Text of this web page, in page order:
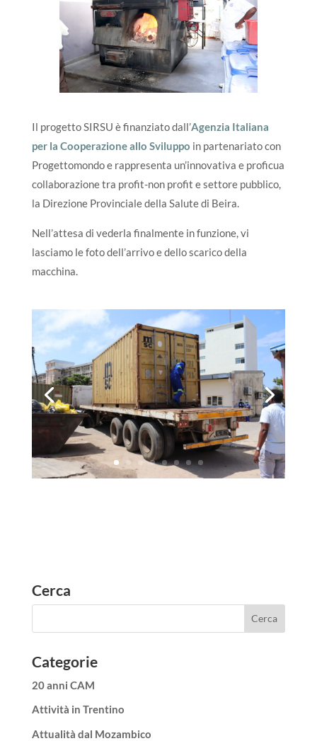
Il progetto SIRSU è finanziato dall’Agenzia Italiana
per la Cooperazione allo Sviluppo in partenariato con
Progettomondo e rappresenta un’innovativa e proficua
collaborazione tra profit-non profit e settore pubblico,
la Direzione Provinciale della Salute di Beira.
Nell’attesa di vederla finalmente in funzione, vi
lasciamo le foto dell’arrivo e dello scarico della
macchina.
Cerca
Categorie
20 anni CAM
Attività in Trentino
Attualità dal Mozambico